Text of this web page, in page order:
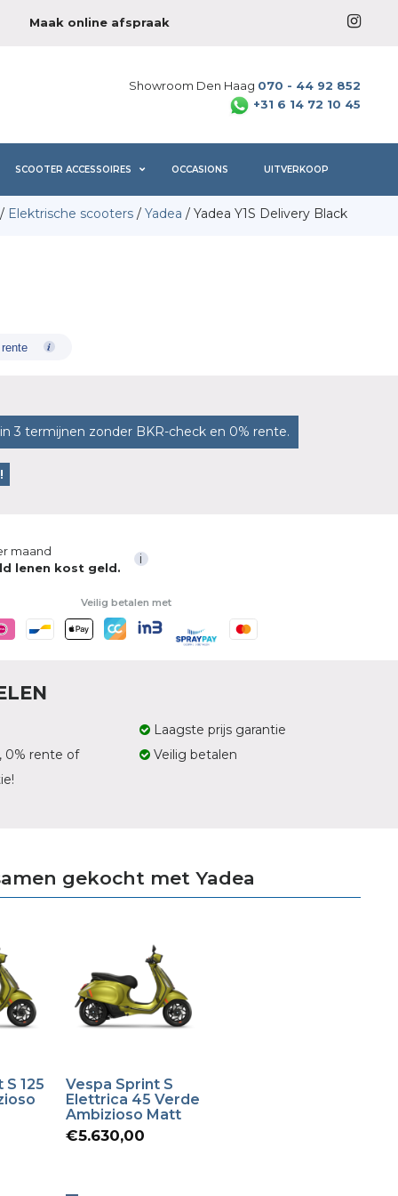
Maak online afspraak
Showroom Den Haag 070 - 44 92 852
+31 6 14 72 10 45
SCOOTER ACCESSOIRES OCCASIONS UITVERKOOP
/ Elektrische scooters / Yadea / Yadea Y1S Delivery Black
3 termijnen zonder BKR-check en 0% rente.
maand
lenen kost geld.
i
Veilig betalen met
0% rente of
Laagste prijs garantie
Veilig betalen
gekocht met Yadea
125
Vespa Sprint S
Elettrica 45 Verde
Ambizioso Matt
€5.630,00